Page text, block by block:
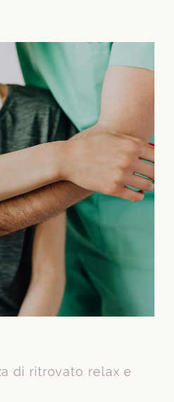
di ritrovato relax e